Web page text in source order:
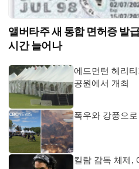
앨버타주 새 통합 면허증 발
시간 늘어나
에드먼턴 헤리
공원에서 개최
폭우와 강풍으
킬람 감독 체제,